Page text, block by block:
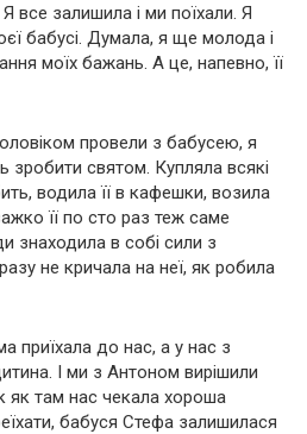
все залишила і ми поїхали. Я
бабусі. Думала, я ще молода і
моїх бажань. А це, напевно, її
провели з бабусею, я
зробити святом. Купляла всякі
водила її в кафешки, возила
її по сто раз теж саме
знаходила в собі сили з
не кричала на неї, як робила
приїхала до нас, а у нас з
І ми з Антоном вирішили
як там нас чекала хороша
бабуся Стефа залишилася